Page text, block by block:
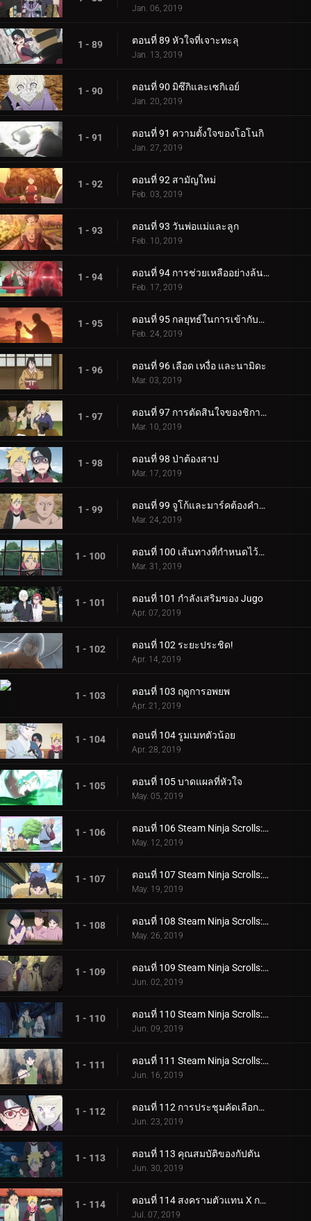
Jan. 06, 2019
1 - 89 ตอนที่ 89 หัวใจที่เจาะทะลุ
Jan. 13, 2019
1 - 90 ตอนที่ 90 มิซึกิและเซกิเอย์
Jan. 20, 2019
1 - 91 ตอนที่ 91 ความตั้งใจของโอโนกิ
Jan. 27, 2019
1 - 92 ตอนที่ 92 สามัญใหม่
Feb. 03, 2019
1 - 93 ตอนที่ 93 วันพ่อแม่และลูก
Feb. 10, 2019
1 - 94 ตอนที่ 94 การช่วยเหลืออย่างล้นหลาม! แข่งกิน!
Feb. 17, 2019
1 - 95 ตอนที่ 95 กลยุทธ์ในการเข้ากับลูกสาวของคุณ
Feb. 24, 2019
1 - 96 ตอนที่ 96 เลือด เหงื่อ และนามิดะ
Mar. 03, 2019
1 - 97 ตอนที่ 97 การตัดสินใจของชิกาได
Mar. 10, 2019
1 - 98 ตอนที่ 98 ป่าต้องสาป
Mar. 17, 2019
1 - 99 ตอนที่ 99 จูโก้และมาร์คต้องคำสาป
Mar. 24, 2019
1 - 100 ตอนที่ 100 เส้นทางที่กำหนดไว้ล่วงหน้า
Mar. 31, 2019
1 - 101 ตอนที่ 101 กำลังเสริมของ Jugo
Apr. 07, 2019
1 - 102 ตอนที่ 102 ระยะประชิด!
Apr. 14, 2019
1 - 103 ตอนที่ 103 ฤดูการอพยพ
Apr. 21, 2019
1 - 104 ตอนที่ 104 รูมเมทตัวน้อย
Apr. 28, 2019
1 - 105 ตอนที่ 105 บาดแผลที่หัวใจ
May. 05, 2019
1 - 106 ตอนที่ 106 Steam Ninja Scrolls: ภารกิจระดับ S!
May. 12, 2019
1 - 107 ตอนที่ 107 Steam Ninja Scrolls: สงครามสุนัขและแมว!
May. 19, 2019
1 - 108 ตอนที่ 108 Steam Ninja Scrolls: โรงแรมผีสิง!
May. 26, 2019
1 - 109 ตอนที่ 109 Steam Ninja Scrolls: มันฝรั่งแผ่นทอดและก้อนหินยักษ์!
Jun. 02, 2019
1 - 110 ตอนที่ 110 Steam Ninja Scrolls: น้ำพุร้อนฟื้นคืนชีพ!
Jun. 09, 2019
1 - 111 ตอนที่ 111 Steam Ninja Scrolls: ราชาแห่งมิไร!
Jun. 16, 2019
1 - 112 ตอนที่ 112 การประชุมคัดเลือกจูนิน
Jun. 23, 2019
1 - 113 ตอนที่ 113 คุณสมบัติของกัปตัน
Jun. 30, 2019
1 - 114 ตอนที่ 114 สงครามตัวแทน X การ์ด!
Jul. 07, 2019